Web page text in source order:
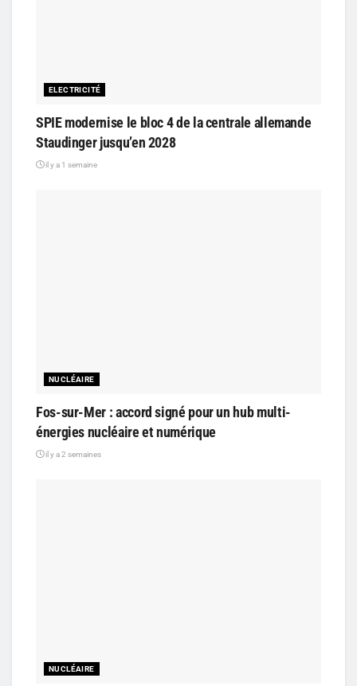
ELECTRICITÉ
SPIE modernise le bloc 4 de la centrale allemande
Staudinger jusqu’en 2028
il y a 1 semaine
NUCLÉAIRE
Fos-sur-Mer : accord signé pour un hub multi-
énergies nucléaire et numérique
il y a 2 semaines
NUCLÉAIRE